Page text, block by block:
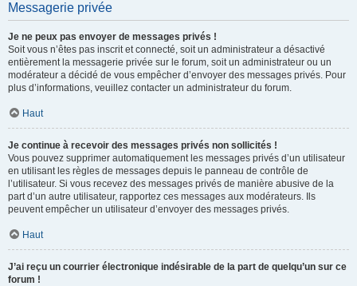
Messagerie privée
Je ne peux pas envoyer de messages privés !
Soit vous n’êtes pas inscrit et connecté, soit un administrateur a désactivé
entièrement la messagerie privée sur le forum, soit un administrateur ou un
modérateur a décidé de vous empêcher d’envoyer des messages privés. Pour
plus d’informations, veuillez contacter un administrateur du forum.
Haut
Je continue à recevoir des messages privés non sollicités !
Vous pouvez supprimer automatiquement les messages privés d’un utilisateur
en utilisant les règles de messages depuis le panneau de contrôle de
l’utilisateur. Si vous recevez des messages privés de manière abusive de la
part d’un autre utilisateur, rapportez ces messages aux modérateurs. Ils
peuvent empêcher un utilisateur d’envoyer des messages privés.
Haut
J’ai reçu un courrier électronique indésirable de la part de quelqu’un sur ce
forum !